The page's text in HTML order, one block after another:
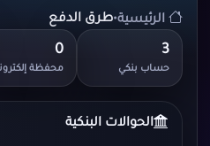
الرئيسية•طرق الدفع
3
حساب بنكي
0
محفظة
الحوالات البنكية